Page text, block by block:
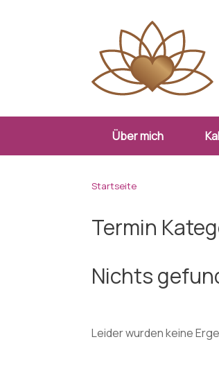
Über mich
Startseite
Termin
Nichts
Leider wurden keine